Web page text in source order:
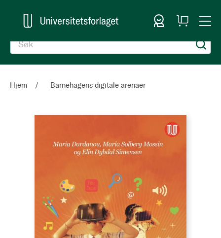
Logg inn
Handlekurv
Hjem Barnehagens digitale arenaer